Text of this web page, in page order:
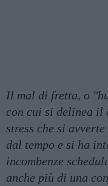
Il mal di fretta, o
con cui si delinea il
stress che si
dal tempo e si ha
incombenze
anche più di una